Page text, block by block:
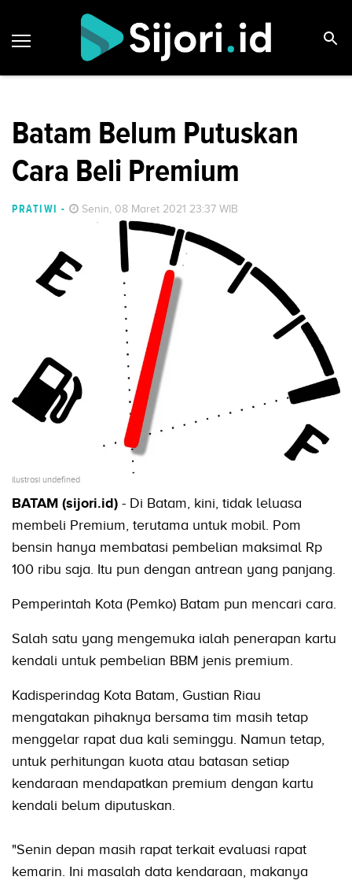
Batam Belum Putuskan
Cara Beli Premium
PRATIWI - Senin, 08 Maret 2021 23:37 WIB
ilustrasi undefined
BATAM (sijori.id) - Di Batam, kini, tidak leluasa
membeli Premium, terutama untuk mobil. Pom
bensin hanya membatasi pembelian maksimal Rp
100 ribu saja. Itu pun dengan antrean yang panjang.
Pemperintah Kota (Pemko) Batam pun mencari cara.
Salah satu yang mengemuka ialah penerapan kartu
kendali untuk pembelian BBM jenis premium.
Kadisperindag Kota Batam, Gustian Riau
mengatakan pihaknya bersama tim masih tetap
menggelar rapat dua kali seminggu. Namun tetap,
untuk perhitungan kuota atau batasan setiap
kendaraan mendapatkan premium dengan kartu
kendali belum diputuskan.
"Senin depan masih rapat terkait evaluasi rapat
kemarin. Ini masalah data kendaraan, makanya